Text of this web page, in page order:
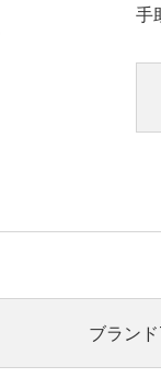
手
ブラン